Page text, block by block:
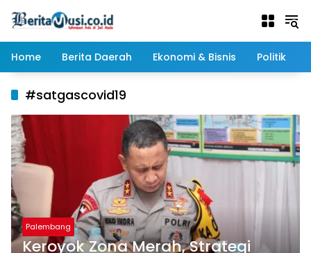
Home
Berita Daerah Ekonomi & Bisnis Politik
#satgascovid19
Palembang
Keroyok Zona Merah, Strategi